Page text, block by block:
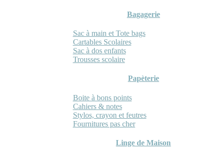
Bagagerie
Sac à main et Tote bags
Cartables Scolaires
Sac à dos enfants
Trousses scolaire
Papèterie
Boite à bons points
Cahiers & notes
Stylos, crayon et feutres
Fournitures pas cher
Linge de Maison